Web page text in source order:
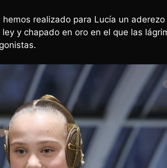
hemos realizado para Lucía un aderezo
y chapado en oro en el que las